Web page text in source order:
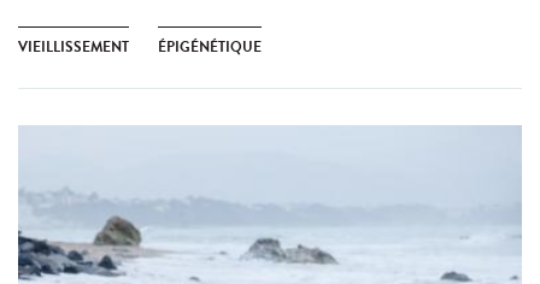
VIEILLISSEMENT ÉPIGÉNÉTIQUE